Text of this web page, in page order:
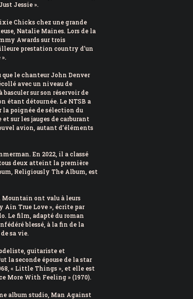
Jessie ».
Chicks chez une grande
Natalie Maines. Lors de la
Awards sur trois
prestation country d’un
que le chanteur John Denver
avec un niveau de
sur son réservoir de
étant détournée. Le NTSB a
la poignée de sélection du
sur les jauges de carburant
avion, autant d’éléments
En 2022, il a classé
deux atteint la première
Religiously The Album, est
Mountain ont valu à leurs
Ain True Love », écrite par
Le film, adapté du roman
blessé, à la fin de la
sa vie.
guitariste et
la seconde épouse de la star
« Little Things », et elle est
More With Feeling » (1970).
album studio, Man Against